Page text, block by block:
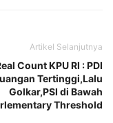
Artikel Selanjutnya
Count KPU RI : PDI
Tertinggi,Lalu
Golkar,PSI di Bawah
Threshold